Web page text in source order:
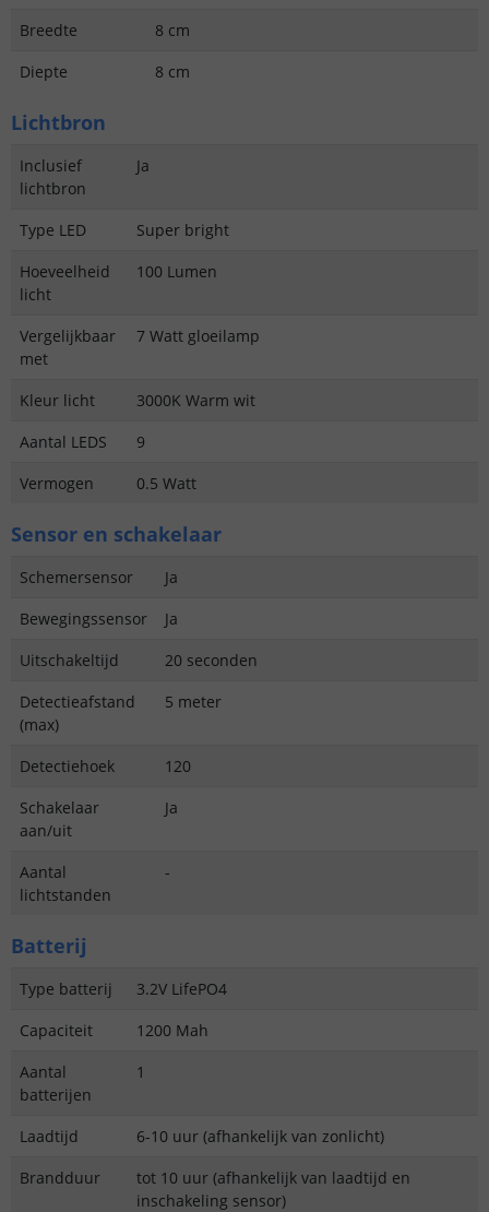
Breedte
8 cm
Diepte
8 cm
Lichtbron
Inclusief
lichtbron
Ja
Type LED
Super bright
Hoeveelheid
licht
100 Lumen
Vergelijkbaar
met
7 Watt gloeilamp
Kleur licht
3000K Warm wit
Aantal LEDS
9
Vermogen
0.5 Watt
Sensor en schakelaar
Schemersensor
Ja
Bewegingssensor
Ja
Uitschakeltijd
20 seconden
Detectieafstand
(max)
5 meter
Detectiehoek
120
Schakelaar
aan/uit
Ja
Aantal
lichtstanden
-
Batterij
Type batterij
3.2V LifePO4
Capaciteit
1200 Mah
Aantal
batterijen
1
Laadtijd
6-10 uur (afhankelijk van zonlicht)
Brandduur
tot 10 uur (afhankelijk van laadtijd en
inschakeling sensor)